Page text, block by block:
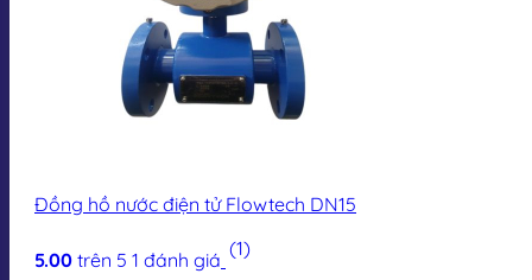
Đồng hồ nước điện tử Flowtech DN15
5.00 trên 5 1 đánh giá (1)